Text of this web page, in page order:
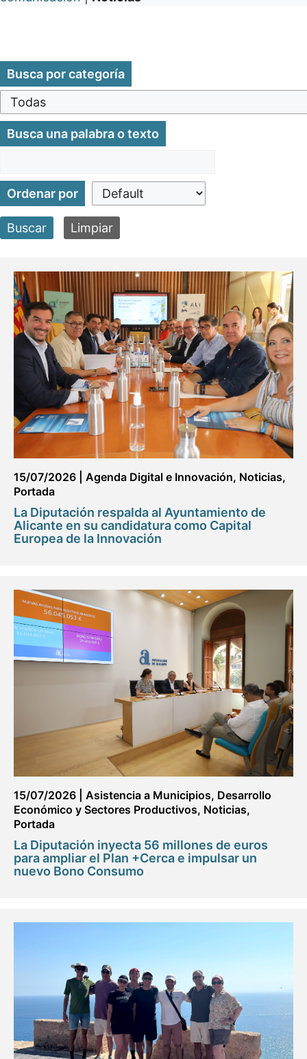
Busca por categoría
Busca una palabra o texto
Ordenar por
Buscar Limpiar
15/07/2026 Agenda Digital e Innovación, Noticias,
Portada
La Diputación respalda al Ayuntamiento de
Alicante en su candidatura como Capital
Europea de la Innovación
15/07/2026 Asistencia a Municipios, Desarrollo
Económico y Sectores Productivos, Noticias,
Portada
La Diputación inyecta 56 millones de euros
para ampliar el Plan +Cerca e impulsar un
nuevo Bono Consumo